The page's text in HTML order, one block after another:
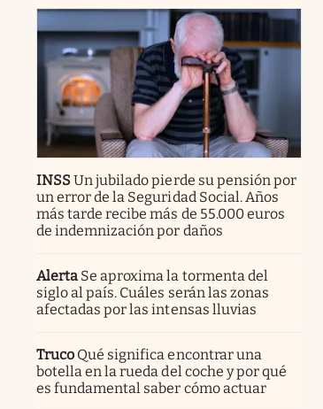
INSSUn jubilado pierde su pensión por
un error de la Seguridad Social. Años
más tarde recibe más de 55.000 euros
de indemnización por daños
Alerta Se aproxima la tormenta del
siglo al país. Cuáles serán las zonas
afectadas por las intensas lluvias
Truco Qué significa encontrar una
botella en la rueda del coche y por qué
es fundamental saber cómo actuar